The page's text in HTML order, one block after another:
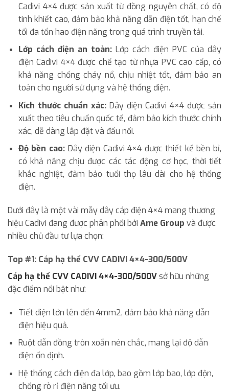
Cadivi 4×4 được sản xuất từ đồng nguyên chất, có độ
tinh khiết cao, đảm bảo khả năng dẫn điện tốt, hạn chế
tối đa tổn hao điện năng trong quá trình truyền tải.
Lớp cách điện an toàn:Lớp cách điện PVC của dây
điện Cadivi 4×4 được chế tạo từ nhựa PVC cao cấp, có
khả năng chống cháy nổ, chịu nhiệt tốt, đảm bảo an
toàn cho người sử dụng và hệ thống điện.
Kích thước chuẩn xác:Dây điện Cadivi 4×4 được sản
xuất theo tiêu chuẩn quốc tế, đảm bảo kích thước chính
xác, dễ dàng lắp đặt và đấu nối.
Độ bền cao:Dây điện Cadivi 4×4 được thiết kế bền bỉ,
có khả năng chịu được các tác động cơ học, thời tiết
khắc nghiệt, đảm bảo tuổi thọ lâu dài cho hệ thống
điện.
Dưới đây là một vài mẫy dây cáp điện 4×4 mang thương
hiệu Cadivi đang được phân phối bởi Ame Group và được
nhiều chủ đầu tư lựa chọn:
Top #1: Cáp hạ thế CVV CADIVI 4×4-300/500V
Cáp hạ thế CVV CADIVI 4×4-300/500Vsở hữu những
đặc điểm nổi bật như:
Tiết diện lớn lên đến 4mm2, đảm bảo khả năng dẫn
điện hiệu quả.
Ruột dẫn đồng tròn xoắn nén chắc, mang lại độ dẫn
điện ổn định.
Hệ thống cách điện đa lớp, bao gồm lớp bao, lớp độn,
chống rò rỉ điện năng tối ưu.